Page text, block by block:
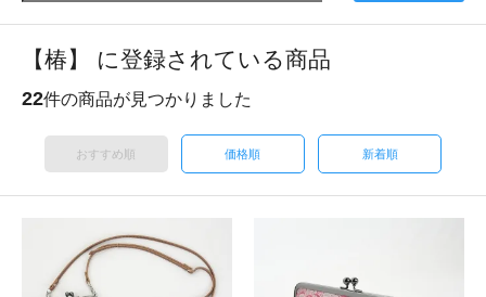
【椿】 に登録されている商品
22件の商品が見つかりました
おすすめ順 価格順 新着順